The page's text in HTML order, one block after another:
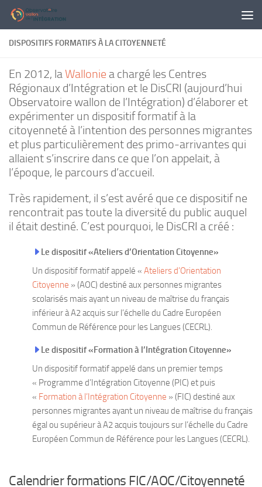
Skip to content
DISPOSITIFS FORMATIFS À LA CITOYENNETÉ
En 2012, laWallonie a chargé les Centres
Régionaux d’Intégration et le DisCRI (aujourd’hui
Observatoire wallon de l’Intégration) d’élaborer et
expérimenter un dispositif formatif à la
citoyenneté à l’intention des personnes migrantes
et plus particulièrement des primo-arrivantes qui
allaient s’inscrire dans ce que l’on appelait, à
l’époque, le parcours d’accueil.
Très rapidement, il s’est avéré que ce dispositif ne
rencontrait pas toute la diversité du public auquel
il était destiné. C’est pourquoi, le DisCRI a créé :
Le dispositif «Ateliers d’Orientation Citoyenne»
Un dispositif formatif appelé « Ateliers d’Orientation
Citoyenne » (AOC) destiné aux personnes migrantes
scolarisés mais ayant un niveau de maîtrise du français
inférieur à A2 acquis sur l’échelle du Cadre Européen
Commun de Référence pour les Langues (CECRL).
Le dispositif «Formation à l’Intégration Citoyenne»
Un dispositif formatif appelé dans un premier temps
« Programme d’Intégration Citoyenne (PIC) et puis
« Formation à l’Intégration Citoyenne » (FIC) destiné aux
personnes migrantes ayant un niveau de maîtrise du français
égal ou supérieur à A2 acquis toujours sur l’échelle du Cadre
Européen Commun de Référence pour les Langues (CECRL).
Calendrier formations FIC/AOC/Citoyenneté
Panneau de gestion des cookies